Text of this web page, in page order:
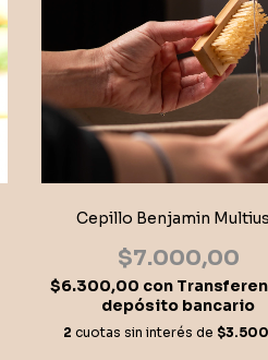
Cepillo Benjamin
$7.000,00
$6.300,00 con
depósito bancario
2 cuotas sin interés de